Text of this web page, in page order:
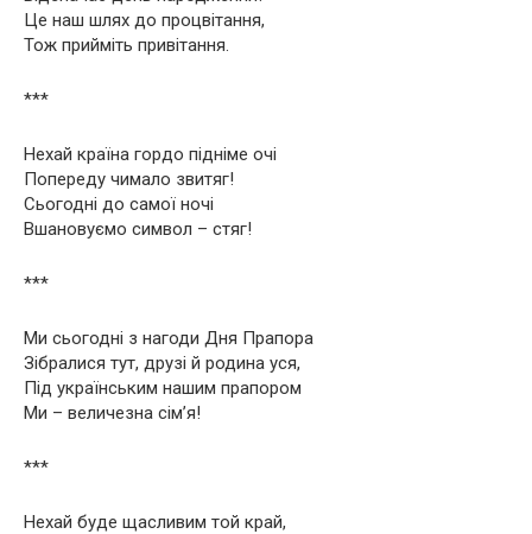
Це наш шлях до процвітання,
Тож прийміть привітання.
***
Нехай країна гордо підніме очі
Попереду чимало звитяг!
Сьогодні до самої ночі
Вшановуємо символ – стяг!
***
Ми сьогодні з нагоди Дня Прапора
Зібралися тут, друзі й родина уся,
Під українським нашим прапором
Ми – величезна сім’я!
***
Нехай буде щасливим той край,